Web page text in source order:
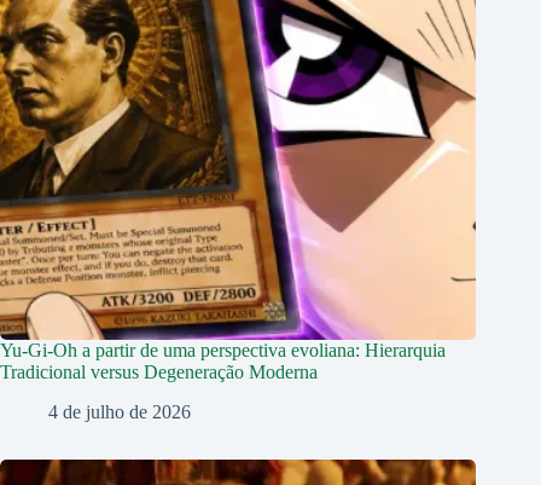
Yu-Gi-Oh a partir de uma perspectiva evoliana: Hierarquia
Tradicional versus Degeneração Moderna
4 de julho de 2026